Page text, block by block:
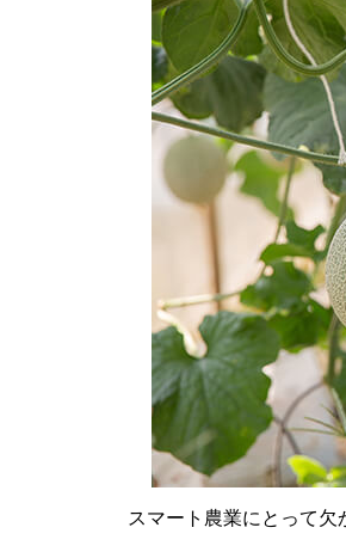
スマート農業にとって